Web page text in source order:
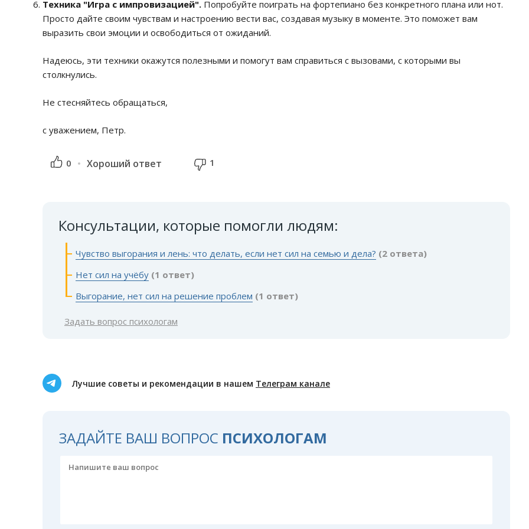
Техника "Игра с импровизацией". Попробуйте поиграть на фортепиано без конкретного плана или нот.
Просто дайте своим чувствам и настроению вести вас, создавая музыку в моменте. Это поможет вам
выразить свои эмоции и освободиться от ожиданий.
Надеюсь, эти техники окажутся полезными и помогут вам справиться с вызовами, с которыми вы
столкнулись.
Не стесняйтесь обращаться,
с уважением, Петр.
0 Хороший ответ 1
Консультации, которые помогли людям:
Чувство выгорания и лень: что делать, если нет сил на семью и дела? (2 ответа)
Нет сил на учёбу (1 ответ)
Выгорание, нет сил на решение проблем (1 ответ)
Задать вопрос психологам
Лучшие советы и рекомендации в нашем Телеграм канале
ЗАДАЙТЕ ВАШ ВОПРОС ПСИХОЛОГАМ